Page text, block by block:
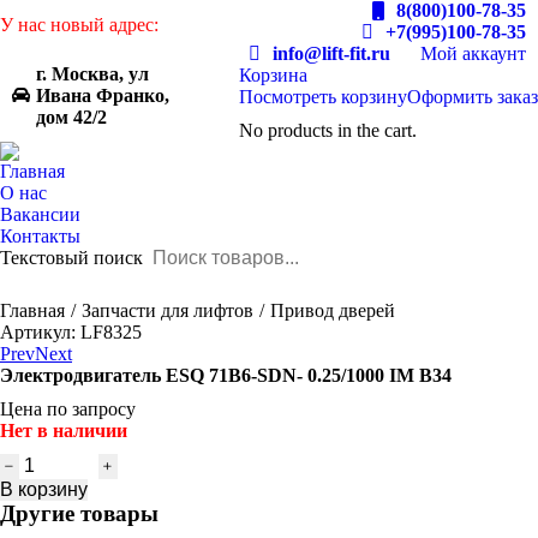
У нас новый адрес:
г. Москва, ул
Ивана Франко,
дом 42/2
8(800)100-78-35
+7(995)100-78-35
info@lift-fit.ru
Мой аккаунт
Корзина
Посмотреть корзинуОформить заказ
No products in the cart.
Главная
О нас
Вакансии
Контакты
Текстовый поиск
You are here:
Главная Запчасти для лифтов
Привод дверей
Артикул: LF8325
PrevNext
Электродвигатель ESQ 71B6-SDN- 0.25/1000 IM B34
Цена по запросу
Нет в наличии
Количество
товара
Электродвигатель
ESQ
В корзину
Другие товары